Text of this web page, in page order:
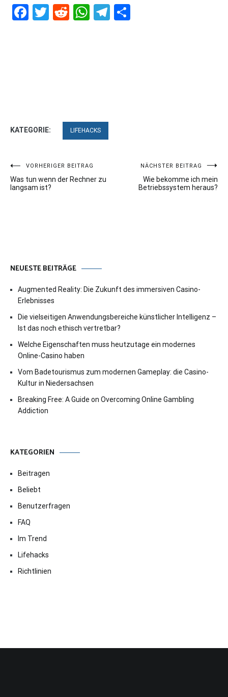
Facebook
Twitter
RedditWhatsApp
Telegram
KATEGORIE: LIFEHACKS
Beitragsnavigation
VORHERIGER BEITRAG
Was tun wenn der Rechner zu
langsam ist?
NÄCHSTER BEITRAG
Wie bekomme ich mein
Betriebssystem heraus?
NEUESTE BEITRÄGE
Augmented Reality: Die Zukunft des immersiven Casino-
Erlebnisses
Die vielseitigen Anwendungsbereiche künstlicher Intelligenz –
Ist das noch ethisch vertretbar?
Welche Eigenschaften muss heutzutage ein modernes
Online-Casino haben
Vom Badetourismus zum modernen Gameplay: die Casino-
Kultur in Niedersachsen
Breaking Free: A Guide on Overcoming Online Gambling
Addiction
KATEGORIEN
Beitragen
Beliebt
Benutzerfragen
FAQ
Im Trend
Lifehacks
Richtlinien